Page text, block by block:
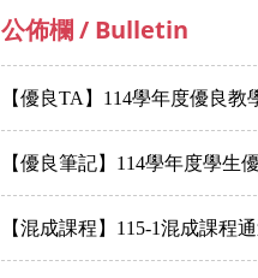
公佈欄 / Bulletin
【優良TA】114學年度優良教
【優良筆記】114學年度學生
【混成課程】115-1混成課程